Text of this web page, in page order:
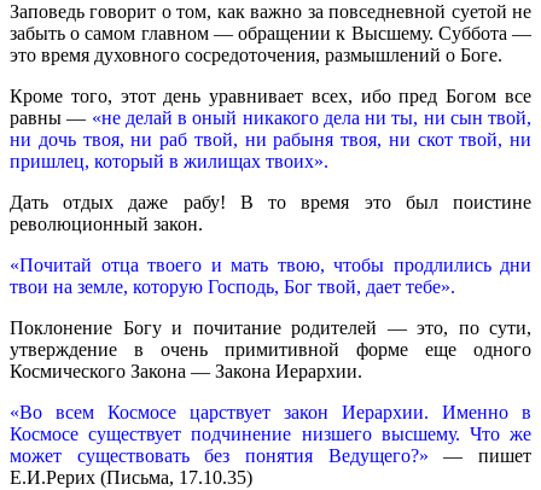
Заповедь говорит о том, как важно за повседневной суетой не
забыть о самом главном — обращении к Высшему. Суббота —
это время духовного сосредоточения, размышлений о Боге.
Кроме того, этот день уравнивает всех, ибо пред Богом все
равны — «не делай в оный никакого дела ни ты, ни сын твой,
ни дочь твоя, ни раб твой, ни рабыня твоя, ни скот твой, ни
пришлец, который в жилищах твоих».
Дать отдых даже рабу! В то время это был поистине
революционный закон.
«Почитай отца твоего и мать твою, чтобы продлились дни
твои на земле, которую Господь, Бог твой, дает тебе».
Поклонение Богу и почитание родителей — это, по сути,
утверждение в очень примитивной форме еще одного
Космического Закона — Закона Иерархии.
«Во всем Космосе царствует закон Иерархии. Именно в
Космосе существует подчинение низшего высшему. Что же
может существовать без понятия Ведущего?» — пишет
Е.И.Рерих (Письма, 17.10.35)